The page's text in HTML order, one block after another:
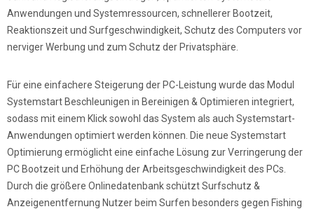
Anwendungen und Systemressourcen, schnellerer Bootzeit,
Reaktionszeit und Surfgeschwindigkeit, Schutz des Computers vor
nerviger Werbung und zum Schutz der Privatsphäre.
Für eine einfachere Steigerung der PC-Leistung wurde das Modul
Systemstart Beschleunigen in Bereinigen & Optimieren integriert,
sodass mit einem Klick sowohl das System als auch Systemstart-
Anwendungen optimiert werden können. Die neue Systemstart
Optimierung ermöglicht eine einfache Lösung zur Verringerung der
PC Bootzeit und Erhöhung der Arbeitsgeschwindigkeit des PCs.
Durch die größere Onlinedatenbank schützt Surfschutz &
Anzeigenentfernung Nutzer beim Surfen besonders gegen Fishing